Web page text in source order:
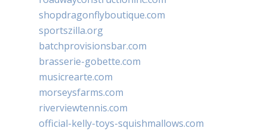
shopdragonflyboutique.com
sportszilla.org
batchprovisionsbar.com
brasserie-gobette.com
musicrearte.com
morseysfarms.com
riverviewtennis.com
official-kelly-toys-squishmallows.com